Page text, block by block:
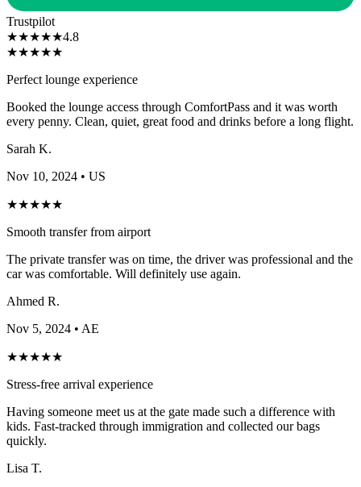
Trustpilot
★★★★★4.8
★★★★★
Perfect lounge experience
Booked the lounge access through ComfortPass and it was worth
every penny. Clean, quiet, great food and drinks before a long flight.
Sarah K.
Nov 10, 2024 • US
★★★★★
Smooth transfer from airport
The private transfer was on time, the driver was professional and the
car was comfortable. Will definitely use again.
Ahmed R.
Nov 5, 2024 • AE
★★★★★
Stress-free arrival experience
Having someone meet us at the gate made such a difference with
kids. Fast-tracked through immigration and collected our bags
quickly.
Lisa T.